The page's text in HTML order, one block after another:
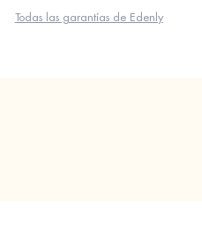
Todas las garantías de Edenly